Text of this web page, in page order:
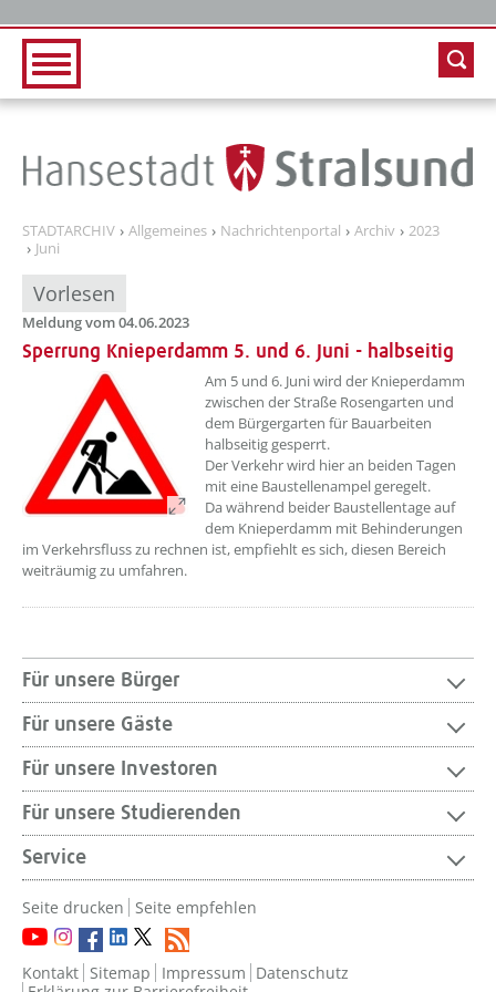
STADTARCHIV Allgemeines Nachrichtenportal Archiv
2023
Juni
Vorlesen
Meldung vom 04.06.2023
Sperrung Knieperdamm 5. und 6. Juni - halbseitig
??? absaetzeOben[1]/titel ???
Am 5 und 6. Juni wird der Knieperdamm
zwischen der Straße Rosengarten und
dem Bürgergarten für Bauarbeiten
halbseitig gesperrt.
Der Verkehr wird hier an beiden Tagen
mit eine Baustellenampel geregelt.
Da während beider Baustellentage auf
dem Knieperdamm mit Behinderungen
im Verkehrsfluss zu rechnen ist, empfiehlt es sich, diesen Bereich
weiträumig zu umfahren.
Für unsere Bürger
Für unsere Gäste
Für unsere Investoren
Für unsere Studierenden
Service
Seite drucken Seite empfehlen
Kontakt Sitemap Impressum Datenschutz